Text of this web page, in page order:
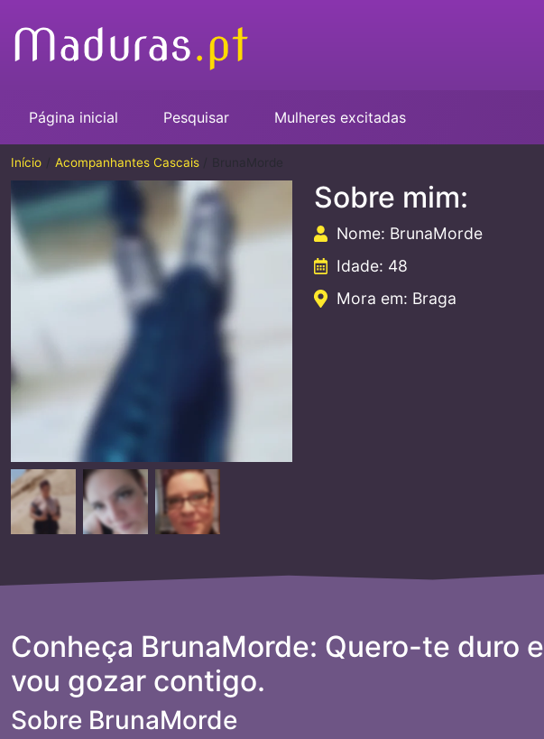
Página inicial Pesquisar Mulheres excitadas
Início Acompanhantes Cascais
Sobre mim:
Nome: BrunaMorde
Idade: 48
Mora em: Braga
Conheça BrunaMorde: Quero-te duro e
vou gozar contigo.
Sobre BrunaMorde